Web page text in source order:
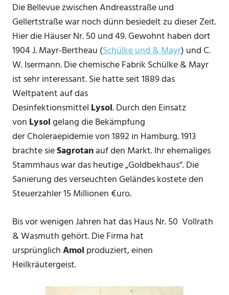
Die Bellevue zwischen Andreasstraße und
Gellertstraße war noch dünn besiedelt zu dieser Zeit.
Hier die Häuser Nr. 50 und 49. Gewohnt haben dort
1904 J. Mayr-Bertheau (Schülke und & Mayr) und C.
W. Isermann. Die chemische Fabrik Schülke & Mayr
ist sehr interessant. Sie hatte seit 1889 das
Weltpatent auf das
Desinfektionsmittel Lysol. Durch den Einsatz
von Lysolgelang die Bekämpfung
der Choleraepidemie von 1892 in Hamburg. 1913
brachte sieSagrotanauf den Markt. Ihr ehemaliges
Stammhaus war das heutige „Goldbekhaus“. Die
Sanierung des verseuchten Geländes kostete den
Steuerzahler 15 Millionen €uro.
Bis vor wenigen Jahren hat das Haus Nr. 50 Vollrath
& Wasmuth gehört. Die Firma hat
ursprünglichAmol produziert, einen
Heilkräutergeist.